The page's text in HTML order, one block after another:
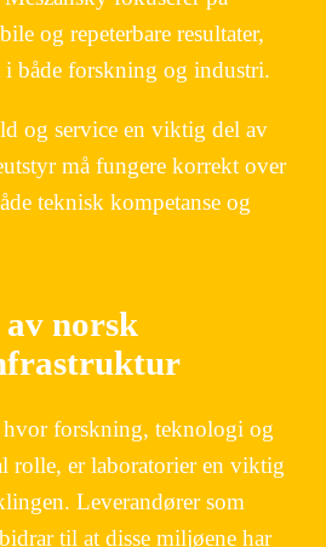
og repeterbare resultater,
i både forskning og industri.
og service en viktig del av
må fungere korrekt over
teknisk kompetanse og
norsk
forskning, teknologi og
rolle, er laboratorier en viktig
Leverandører som
til at disse miljøene har